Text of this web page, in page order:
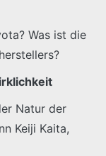
Was ist die
Natur der
Keiji Kaita,